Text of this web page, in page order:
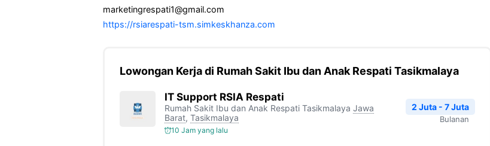
marketingrespati1@gmail.com
https://rsiarespati-tsm.simkeskhanza.com
Lowongan Kerja di Rumah Sakit Ibu dan Anak Respati Tasikmalaya
IT Support RSIA Respati
Rumah Sakit Ibu dan Anak Respati Tasikmalaya Jawa
Barat, Tasikmalaya
10 Jam yang lalu
2 Juta - 7 Juta
Bulanan